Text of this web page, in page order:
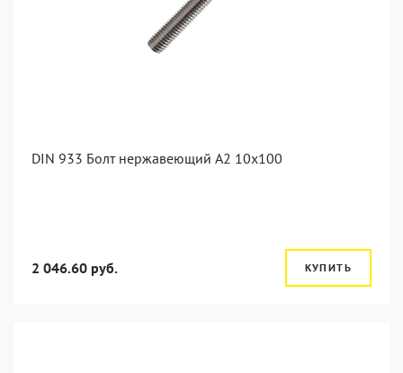
DIN 933 Болт нержавеющий А2 10х100
2 046.60 руб. КУПИТЬ